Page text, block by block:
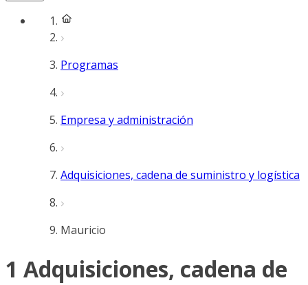
Programas
Empresa y administración
Adquisiciones, cadena de suministro y logística
Mauricio
1 Adquisiciones, cadena de